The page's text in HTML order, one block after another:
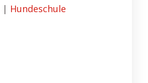
| Hundeschule